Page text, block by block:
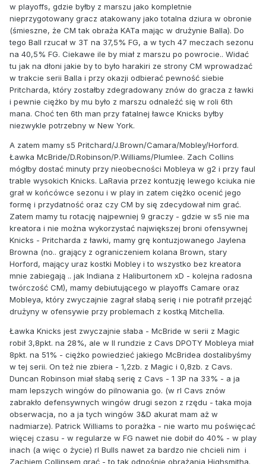
w playoffs, gdzie byłby z marszu jako kompletnie
nieprzygotowany gracz atakowany jako totalna dziura w obronie
(śmieszne, że CM tak obraża KATa mając w drużynie Balla). Do
tego Ball rzucał w 3T na 37,5% FG, a w tych 47 meczach sezonu
na 40,5% FG. Ciekawe ile by miał z marszu po powrocie.. Widać
tu jak na dłoni jakie by to było harakiri ze strony CM wprowadzać
w trakcie serii Balla i przy okazji odbierać pewność siebie
Pritcharda, który zostałby zdegradowany znów do gracza z ławki
i pewnie ciężko by mu było z marszu odnaleźć się w roli 6th
mana. Choć ten 6th man przy fatalnej ławce Knicks byłby
niezwykle potrzebny w New York.
A zatem mamy s5 Pritchard/J.Brown/Camara/Mobley/Horford.
Ławka McBride/D.Robinson/P.Williams/Plumlee. Zach Collins
mógłby dostać minuty przy nieobecności Mobleya w g2 i przy faul
trable wysokich Knicks. LaRavia przez kontuzję lewego kciuka nie
grał w końcówce sezonu i w play in zatem ciężko ocenić jego
formę i przydatność oraz czy CM by się zdecydował nim grać.
Zatem mamy tu rotację najpewniej 9 graczy - gdzie w s5 nie ma
kreatora i nie można wykorzystać największej broni ofensywnej
Knicks - Pritcharda z ławki, mamy grę kontuzjowanego Jaylena
Browna (no.. grający z ograniczeniem kolana Brown, stary
Horford, mający uraz kostki Mobley i to wszystko bez kreatora
mnie zabiegają .. jak Indiana z Haliburtonem xD - kolejna radosna
twórczość CM), mamy debiutującego w playoffs Camare oraz
Mobleya, który zwyczajnie zagrał słabą serię i nie potrafił przejąć
drużyny w ofensywie przy problemach z kostką Mitchella.
Ławka Knicks jest zwyczajnie słaba - McBride w serii z Magic
robił 3,8pkt. na 28%, ale w II rundzie z Cavs DPOTY Mobleya miał
8pkt. na 51% - ciężko powiedzieć jakiego McBridea dostalibyśmy
w tej serii. On też nie zbiera - 1,2zb. z Magic i 0,8zb. z Cavs.
Duncan Robinson miał słabą serię z Cavs - 1 3P na 33% - a ja
mam lepszych wingów do pilnowania go. (w rl Cavs znów
zabrakło defensywnych wingów drugi sezon z rzędu - taka moja
obserwacja, no a ja tych wingów 3&D akurat mam aż w
nadmiarze). Patrick Williams to porażka - nie warto mu poświęcać
więcej czasu - w regularze w FG nawet nie dobił do 40% - w play
inach (a więc o życie) rl Bulls nawet za bardzo nie chcieli nim i
Zachiem Collinsem grać - to tak odnośnie obrażania Highsmitha.